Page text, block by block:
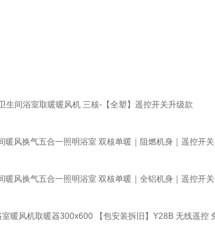
间浴室取暖暖风机 三核-【全塑】遥控开关升级款
风换气五合一照明浴室 双核单暖｜阻燃机身｜遥控开关
风换气五合一照明浴室 双核单暖｜全铝机身｜遥控开关
暖风机取暖器300x600 【包安装拆旧】Y28B 无线遥